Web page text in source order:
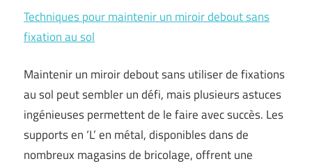
Techniques pour maintenir un miroir debout sans
fixation au sol
Maintenir un miroir debout sans utiliser de fixations
au sol peut sembler un défi, mais plusieurs astuces
ingénieuses permettent de le faire avec succès. Les
supports en ‘L’ en métal, disponibles dans de
nombreux magasins de bricolage, offrent une